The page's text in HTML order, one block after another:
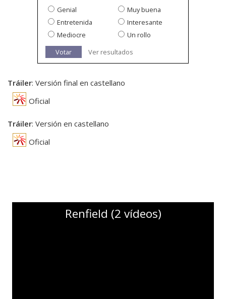
Genial
Muy buena
Entretenida
Interesante
Mediocre
Un rollo
Votar
Ver resultados
Tráiler: Versión final en castellano
Oficial
Tráiler: Versión en castellano
Oficial
Renfield (2 vídeos)